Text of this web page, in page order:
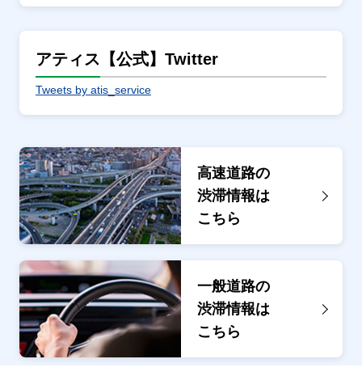
アティス【公式】Twitter
Tweets by atis_service
高速道路の
渋滞情報は
こちら
一般道路の
渋滞情報は
こちら